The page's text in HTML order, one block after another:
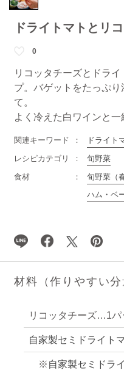
ドライトマトとリ
0
リコッタチーズとドラ
プ。バゲットをたっぷ
て。
よく冷えた白ワインと一
関連キーワード ドライト
レシピカテゴリ
旬野菜
食材
旬野菜（
ハム・ベ
材料（作りやすい分
リコッタチーズ…1パ
自家製セミドライト
※ 自家製セミドラ